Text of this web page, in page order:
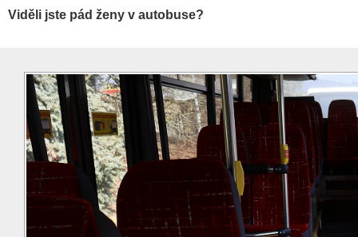
Viděli jste pád ženy v autobuse?